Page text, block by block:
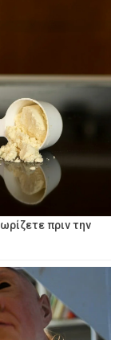
πριν την